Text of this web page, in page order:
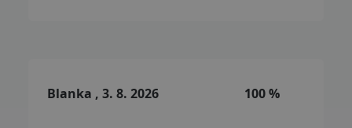
Blanka , 3. 8. 2026 100 %